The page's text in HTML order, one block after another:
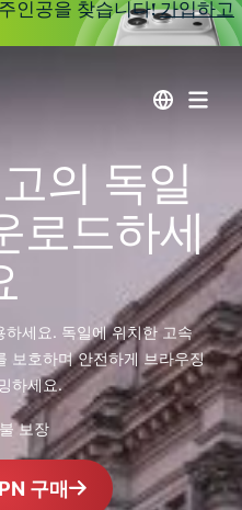
인공을 찾습니다!가입하고
의 독일
로드하세
세요. 독일에 위치한 고속
보호하며 안전하게 브라우징
하세요.
보장
구매